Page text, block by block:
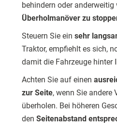
behindern oder anderweitig
Überholmanöver zu
Steuern Sie ein sehr
Traktor, empfiehlt es sich,
damit die Fahrzeuge hinter
Achten Sie auf einen
zur Seite, wenn Sie andere
überholen. Bei höheren
den Seitenabstand